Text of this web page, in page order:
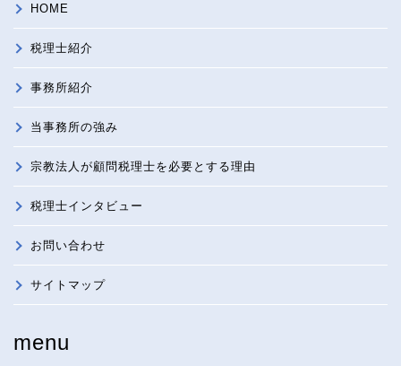
HOME
税理士紹介
事務所紹介
当事務所の強み
宗教法人が顧問税理士を必要とする理由
税理士インタビュー
お問い合わせ
サイトマップ
menu